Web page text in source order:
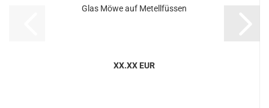
Glas Möwe auf Metellfüssen
XX.XX EUR